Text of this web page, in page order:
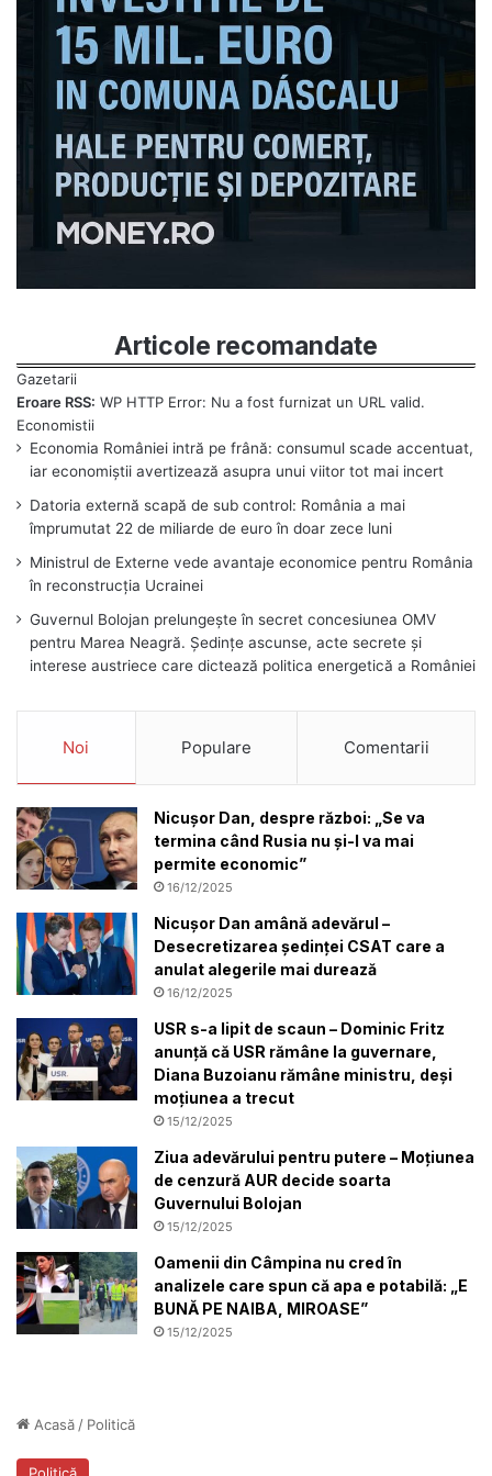
Articole recomandate
Eroare RSS: WP HTTP Error: Nu a fost furnizat un URL valid.
Economia României intră pe frână: consumul scade accentuat,
iar economiștii avertizează asupra unui viitor tot mai incert
Datoria externă scapă de sub control: România a mai
împrumutat 22 de miliarde de euro în doar zece luni
Ministrul de Externe vede avantaje economice pentru România
în reconstrucția Ucrainei
Guvernul Bolojan prelungește în secret concesiunea OMV
pentru Marea Neagră. Ședințe ascunse, acte secrete și
interese austriece care dictează politica energetică a României
Noi Populare Comentarii
Nicușor Dan, despre război: „Se va
termina când Rusia nu și-l va mai
permite economic”
16/12/2025
Nicușor Dan amână adevărul –
Desecretizarea ședinței CSAT care a
anulat alegerile mai durează
16/12/2025
USR s-a lipit de scaun – Dominic Fritz
anunță că USR rămâne la guvernare,
Diana Buzoianu rămâne ministru, deși
moțiunea a trecut
15/12/2025
Ziua adevărului pentru putere – Moțiunea
de cenzură AUR decide soarta
Guvernului Bolojan
15/12/2025
Oamenii din Câmpina nu cred în
analizele care spun că apa e potabilă: „E
BUNĂ PE NAIBA, MIROASE”
15/12/2025